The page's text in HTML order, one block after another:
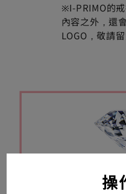
※I-PRIMO的
內容之外，還
LOGO，敬請留
操